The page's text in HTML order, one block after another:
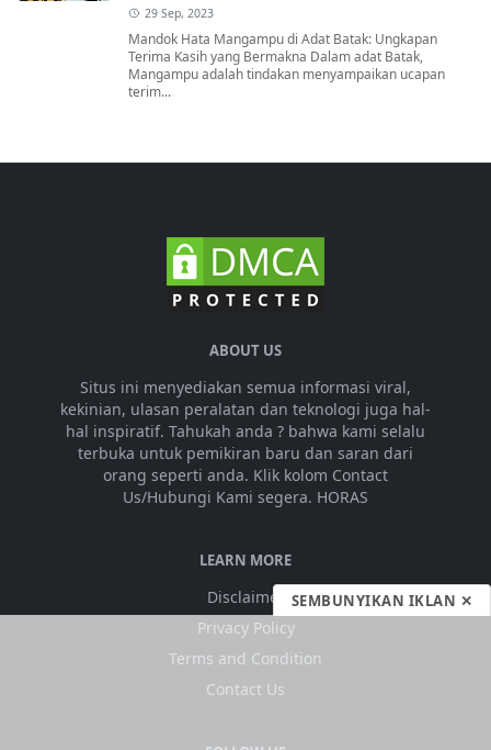
29 Sep, 2023
Mandok Hata Mangampu di Adat Batak: Ungkapan
Terima Kasih yang Bermakna Dalam adat Batak,
Mangampu adalah tindakan menyampaikan ucapan
terim...
ABOUT US
Situs ini menyediakan semua informasi viral,
kekinian, ulasan peralatan dan teknologi juga hal-
hal inspiratif. Tahukah anda ? bahwa kami selalu
terbuka untuk pemikiran baru dan saran dari
orang seperti anda. Klik kolom Contact
Us/Hubungi Kami segera. HORAS
LEARN MORE
Disclaimer
Privacy Policy
Terms and Condition
Contact Us
SEMBUNYIKAN IKLAN ✕